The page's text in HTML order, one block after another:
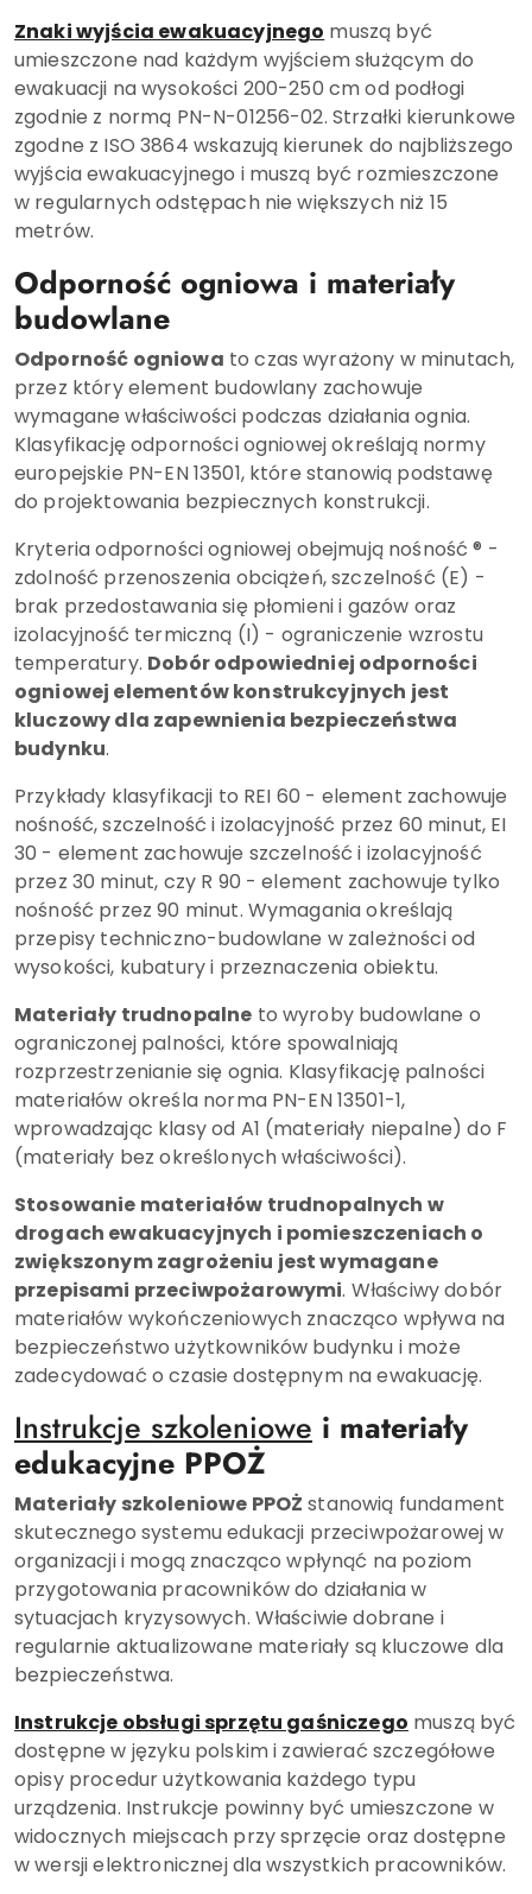
Znaki wyjścia ewakuacyjnego muszą być
umieszczone nad każdym wyjściem służącym do
ewakuacji na wysokości 200-250 cm od podłogi
zgodnie z normą PN-N-01256-02. Strzałki kierunkowe
zgodne z ISO 3864 wskazują kierunek do najbliższego
wyjścia ewakuacyjnego i muszą być rozmieszczone
w regularnych odstępach nie większych niż 15
metrów.
Odporność ogniowa i materiały
budowlane
Odporność ogniowa to czas wyrażony w minutach,
przez który element budowlany zachowuje
wymagane właściwości podczas działania ognia.
Klasyfikację odporności ogniowej określają normy
europejskie PN-EN 13501, które stanowią podstawę
do projektowania bezpiecznych konstrukcji.
Kryteria odporności ogniowej obejmują nośność ® -
zdolność przenoszenia obciążeń, szczelność (E) -
brak przedostawania się płomieni i gazów oraz
izolacyjność termiczną (I) - ograniczenie wzrostu
temperatury. Dobór odpowiedniej odporności
ogniowej elementów konstrukcyjnych jest
kluczowy dla zapewnienia bezpieczeństwa
budynku.
Przykłady klasyfikacji to REI 60 - element zachowuje
nośność, szczelność i izolacyjność przez 60 minut, EI
30 - element zachowuje szczelność i izolacyjność
przez 30 minut, czy R 90 - element zachowuje tylko
nośność przez 90 minut. Wymagania określają
przepisy techniczno-budowlane w zależności od
wysokości, kubatury i przeznaczenia obiektu.
Materiały trudnopalne to wyroby budowlane o
ograniczonej palności, które spowalniają
rozprzestrzenianie się ognia. Klasyfikację palności
materiałów określa norma PN-EN 13501-1,
wprowadzając klasy od A1 (materiały niepalne) do F
(materiały bez określonych właściwości).
Stosowanie materiałów trudnopalnych w
drogach ewakuacyjnych i pomieszczeniach o
zwiększonym zagrożeniu jest wymagane
przepisami przeciwpożarowymi. Właściwy dobór
materiałów wykończeniowych znacząco wpływa na
bezpieczeństwo użytkowników budynku i może
zadecydować o czasie dostępnym na ewakuację.
Instrukcje szkoleniowe i materiały
edukacyjne PPOŻ
Materiały szkoleniowe PPOŻ stanowią fundament
skutecznego systemu edukacji przeciwpożarowej w
organizacji i mogą znacząco wpłynąć na poziom
przygotowania pracowników do działania w
sytuacjach kryzysowych. Właściwie dobrane i
regularnie aktualizowane materiały są kluczowe dla
bezpieczeństwa.
Instrukcje obsługi sprzętu gaśniczego muszą być
dostępne w języku polskim i zawierać szczegółowe
opisy procedur użytkowania każdego typu
urządzenia. Instrukcje powinny być umieszczone w
widocznych miejscach przy sprzęcie oraz dostępne
w wersji elektronicznej dla wszystkich pracowników.